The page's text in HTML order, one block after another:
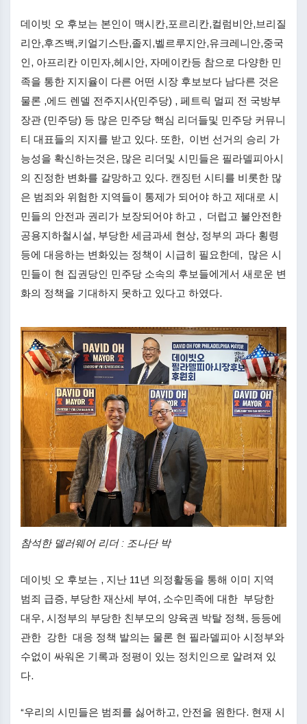
데이빗 오 후보는 본인이 맥시칸,포르리칸,컬럼비안,브리질
리안,후즈백,키얼기스탄,졸지,벨르루지안,유크레니안,중국
인, 아프리칸 이민자,헤시안, 자메이칸등 참으로 다양한 민
족을 통한 지지율이 다른 어떤 시장 후보보다 남다른 것은
물론 ,에드 렌델 전주지사(민주당) , 페트릭 멀피 전 국방부
장관 (민주당) 등 많은 민주당 핵심 리더들및 민주당 커뮤니
티 대표들의 지지를 받고 있다. 또한, 이번 선거의 승리 가
능성을 확신하는것은, 많은 리더및 시민들은 필라델피아시
의 진정한 변화를 갈망하고 있다. 캔징턴 시티를 비롯한 많
은 범죄와 위험한 지역들이 통제가 되어야 하고 제대로 시
민들의 안전과 권리가 보장되어야 하고 , 더럽고 불안전한
공용지하철시설, 부당한 세금과세 현상, 정부의 과다 횡령
등에 대응하는 변화있는 정책이 시급히 필요한데, 많은 시
민들이 현 집권당인 민주당 소속의 후보들에게서 새로운 변
화의 정책을 기대하지 못하고 있다고 하였다.
참석한 델러웨어 리더 : 조나단 박
데이빗 오 후보는 , 지난 11년 의정활동을 통해 이미 지역
범죄 급증, 부당한 재산세 부여, 소수민족에 대한 부당한
대우, 시정부의 부당한 친부모의 양육권 박탈 정책, 등등에
관한 강한 대응 정책 발의는 물론 현 필라델피아 시정부와
수없이 싸워온 기록과 정평이 있는 정치인으로 알려져 있
다.
“우리의 시민들은 범죄를 싫어하고, 안전을 원한다. 현재 시